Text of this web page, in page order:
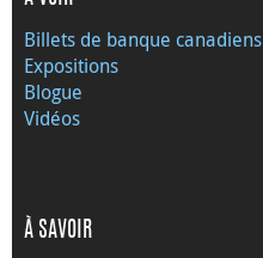
Billets de banque canadiens
Expositions
Blogue
Vidéos
À SAVOIR